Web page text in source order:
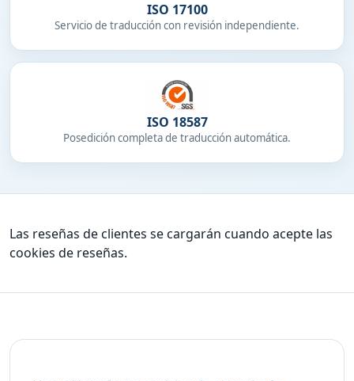
ISO 17100
Servicio de traducción con revisión independiente.
ISO 18587
Posedición completa de traducción automática.
Las reseñas de clientes se cargarán cuando acepte las
cookies de reseñas.